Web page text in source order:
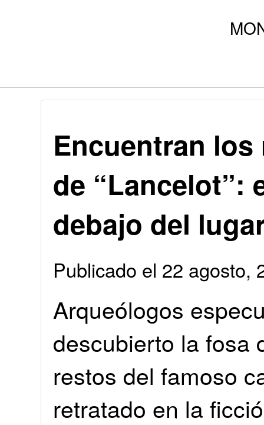
Encuentran
de “Lancelot”:
debajo del
Publicado el 22 agosto,
Arqueólogos
descubierto la fosa
restos del famoso
retratado en la